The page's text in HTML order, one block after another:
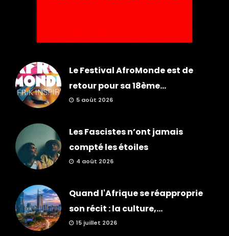
Le Festival AfroMonde est de
retour pour sa 18ème...
5 août 2026
Les Fascistes n’ont jamais
compté les étoiles
4 août 2026
Quand l'Afrique se réapproprie
son récit : la culture,...
15 juillet 2026